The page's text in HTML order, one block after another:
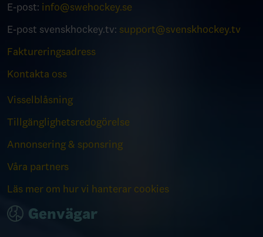
E-post: info@swehockey.se
E-post svenskhockey.tv: support@svenskhockey.tv
Faktureringsadress
Kontakta oss
Visselblåsning
Tillgänglighetsredogörelse
Annonsering & sponsring
Våra partners
Läs mer om hur vi hanterar cookies
Genvägar